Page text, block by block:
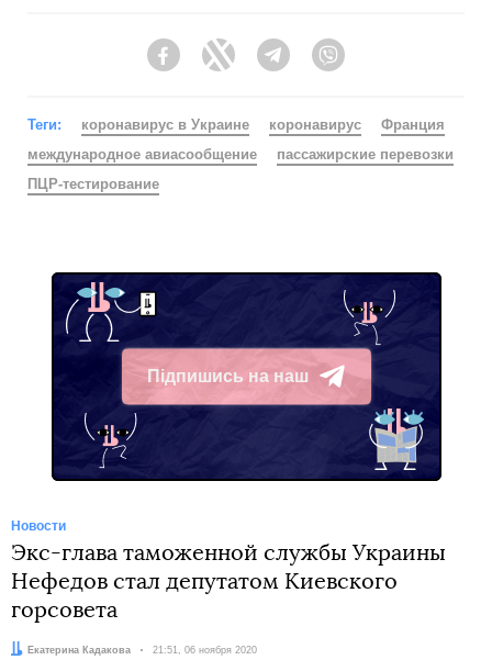
FacebookTwitter Telegram
Теги: коронавирус в Украине коронавирус
Франция
международное авиасообщение
пассажирские перевозки
ПЦР-тестирование
Підпишись на наш
Telegram
Новости
Экс-глава таможенной службы Украины
Нефедов стал депутатом Киевского
горсовета
Автор:Екатерина Кадакова Дата:
21:51, 06 ноября 2020